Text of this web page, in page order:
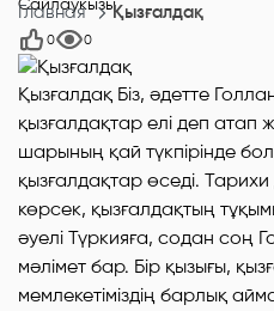
Главная Қызғалдақ
0 0
Қызғалдақ Біз, әдетте
қызғалдақтар елі деп
шарының қай түкпірінде
қызғалдақтар өседі.
көрсек, қызғалдақтың
әуелі Түркияға, содан соң
мәлімет бар. Бір қызығы,
мемлекетіміздің барлық